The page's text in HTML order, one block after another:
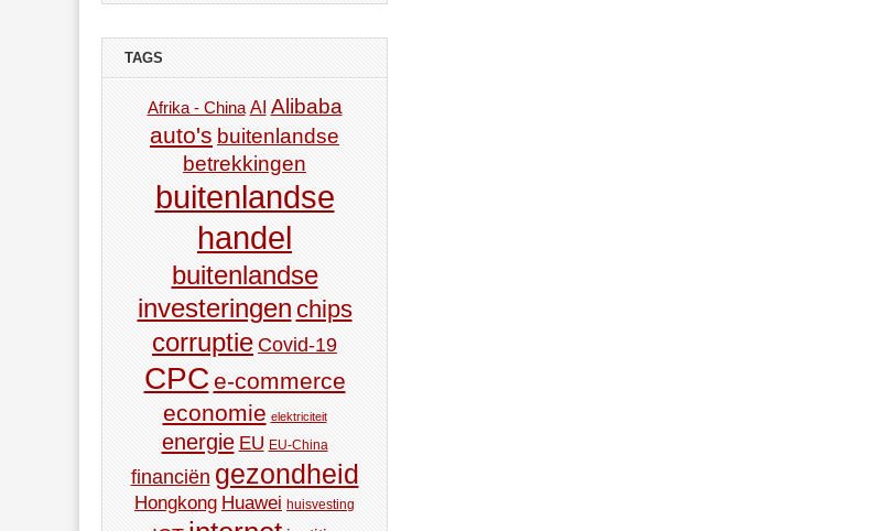
TAGS
Afrika - China AI Alibaba
auto's buitenlandse
betrekkingen
buitenlandse
handel
buitenlandse
investeringen chips
corruptie Covid-19
CPC e-commerce
economie elektriciteit
energie EU EU-China
financiën gezondheid
Hongkong Huawei huisvesting